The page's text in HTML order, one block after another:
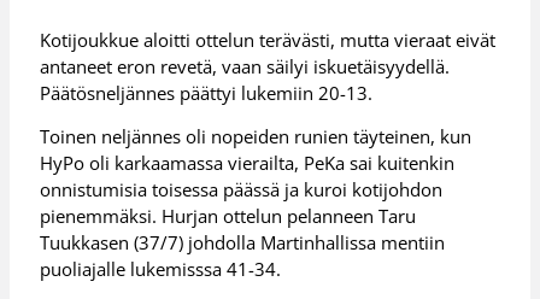
Kotijoukkue aloitti ottelun terävästi, mutta vieraat eivät
antaneet eron revetä, vaan säilyi iskuetäisyydellä.
Päätösneljännes päättyi lukemiin 20-13.
Toinen neljännes oli nopeiden runien täyteinen, kun
HyPo oli karkaamassa vierailta, PeKa sai kuitenkin
onnistumisia toisessa päässä ja kuroi kotijohdon
pienemmäksi. Hurjan ottelun pelanneen Taru
Tuukkasen (37/7) johdolla Martinhallissa mentiin
puoliajalle lukemisssa 41-34.